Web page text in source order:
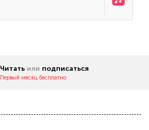
Читать или подписаться
Первый месяц бесплатно